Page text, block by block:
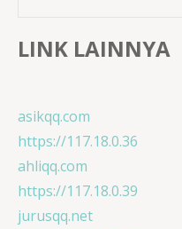
LINK LAINNYA
asikqq.com
https://117.18.0.36
ahliqq.com
https://117.18.0.39
jurusqq.net